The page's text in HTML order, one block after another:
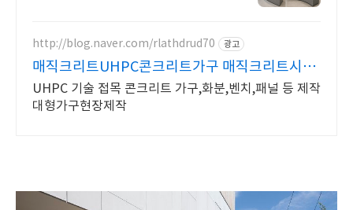
http://blog.naver.com/rlathdrud70 광고
매직크리트UHPC콘크리트가구 매직크리트시스
템 콘크리트가구
UHPC 기술 접목 콘크리트 가구,화분,벤치,패널 등 제작
대형가구현장제작